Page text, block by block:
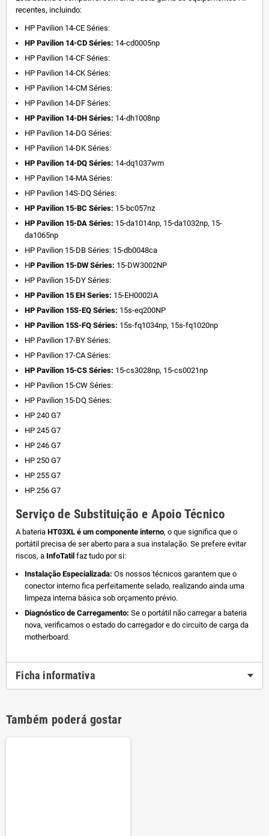
recentes, incluindo:
HP Pavilion 14-CE Séries:
HP Pavilion 14-CD Séries: 14-cd0005np
HP Pavilion 14-CF Séries:
HP Pavilion 14-CK Séries:
HP Pavilion 14-CM Séries:
HP Pavilion 14-DF Séries:
HP Pavilion 14-DH Séries: 14-dh1008np
HP Pavilion 14-DG Séries:
HP Pavilion 14-DK Séries:
HP Pavilion 14-DQ Séries: 14-dq1037wm
HP Pavilion 14-MA Séries:
HP Pavilion 14S-DQ Séries:
HP Pavilion 15-BC Séries: 15-bc057nz
HP Pavilion 15-DA Séries: 15-da1014np, 15-da1032np, 15-
da1065np
HP Pavilion 15-DB Séries: 15-db0048ca
HP Pavilion 15-DW Séries: 15-DW3002NP
HP Pavilion 15-DY Séries:
HP Pavilion 15 EH Series: 15-EH0002IA
HP Pavilion 15S-EQ Séries: 15s-eq200NP
HP Pavilion 15S-FQ Séries: 15s-fq1034np, 15s-fq1020np
HP Pavilion 17-BY Séries:
HP Pavilion 17-CA Séries:
HP Pavilion 15-CS Séries: 15-cs3028np, 15-cs0021np
HP Pavilion 15-CW Séries:
HP Pavilion 15-DQ Séries:
HP 240 G7
HP 245 G7
HP 246 G7
HP 250 G7
HP 255 G7
HP 256 G7
Serviço de Substituição e Apoio Técnico
A bateria HT03XL é um componente interno, o que significa que o
portátil precisa de ser aberto para a sua instalação. Se prefere evitar
riscos, a InfoTatil faz tudo por si:
Instalação Especializada: Os nossos técnicos garantem que o
conector interno fica perfeitamente selado, realizando ainda uma
limpeza interna básica sob orçamento prévio.
Diagnóstico de Carregamento: Se o portátil não carregar a bateria
nova, verificamos o estado do carregador e do circuito de carga da
motherboard.
Ficha informativa
Também poderá gostar